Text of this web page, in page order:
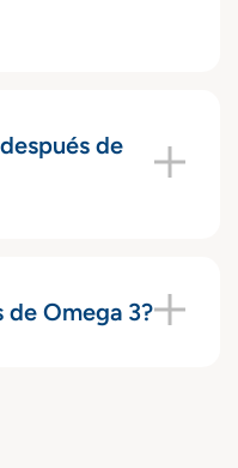
de
de Omega 3?